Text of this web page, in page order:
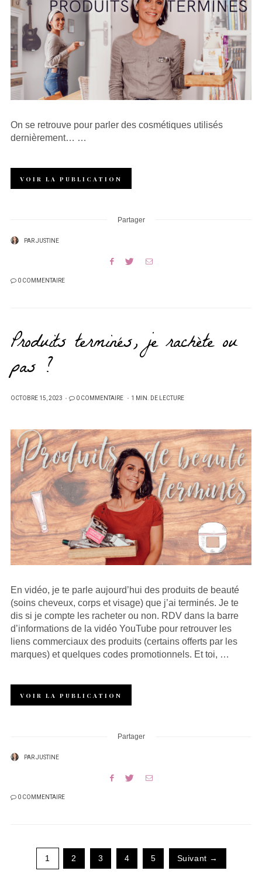
On se retrouve pour parler des cosmétiques utilisés
dernièrement… …
VOIR LA PUBLICATION
Partager
PARJUSTINE
0 COMMENTAIRE
Produits terminés, je rachète ou
pas ?
PUBLIÉ
OCTOBRE 15, 2023 0 COMMENTAIRE 1 MIN. DE LECTURE
En vidéo, je te parle aujourd’hui des produits de beauté
(soins cheveux, corps et visage) que j’ai terminés. Je te
dis si je compte les racheter ou non. RDV dans la barre
d’informations de la vidéo YouTube pour retrouver les
liens commerciaux des produits (certains offerts par les
marques) et quelques codes promotionnels. Et toi, …
VOIR LA PUBLICATION
Partager
PARJUSTINE
0 COMMENTAIRE
1 2 3 4 5 Suivant →